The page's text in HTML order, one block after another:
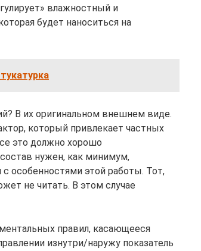
влажностный и
будет наноситься на
В их оригинальном внешнем виде.
который привлекает частных
это должно хорошо
нужен, как минимум,
особенностями этой работы. Тот,
не читать. В этом случае
правил, касающееся
изнутри/наружу показатель